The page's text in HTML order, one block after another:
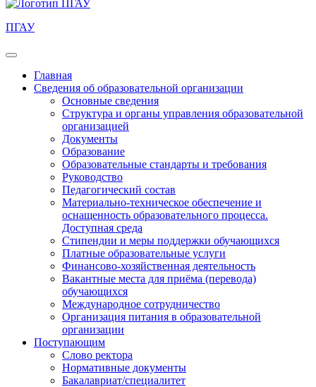
ПГАУ
Главная
Сведения об образовательной организации
Основные сведения
Структура и органы управления образовательной
организацией
Документы
Образование
Образовательные стандарты и требования
Руководство
Педагогический состав
Материально-техническое обеспечение и
оснащенность образовательного процесса.
Доступная среда
Стипендии и меры поддержки обучающихся
Платные образовательные услуги
Финансово-хозяйственная деятельность
Вакантные места для приёма (перевода)
обучающихся
Международное сотрудничество
Организация питания в образовательной
организации
Поступающим
Слово ректора
Нормативные документы
Бакалавриат/специалитет